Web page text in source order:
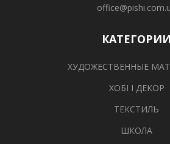
КАТЕГОРИИ
ХУДОЖЕСТВЕННЫЕ
ХОБІ І ДЕКОР
ТЕКСТИЛЬ
ШКОЛА